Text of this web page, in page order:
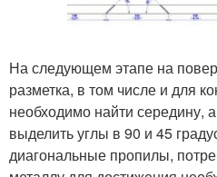
На следующем этапе на
разметка, в том числе и для
необходимо найти середину,
выделить углы в 90 и 45
диагональные пропилы,